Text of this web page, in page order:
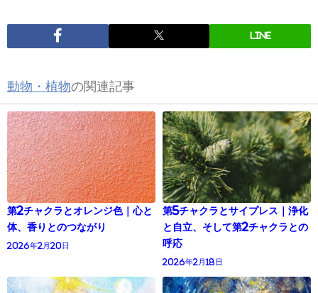
LINE
動物・植物の関連記事
第2チャクラとオレンジ色｜心と
体、香りとのつながり
2026年2月20日
第5チャクラとサイプレス｜浄化
と自立、そして第2チャクラとの
呼応
2026年2月18日